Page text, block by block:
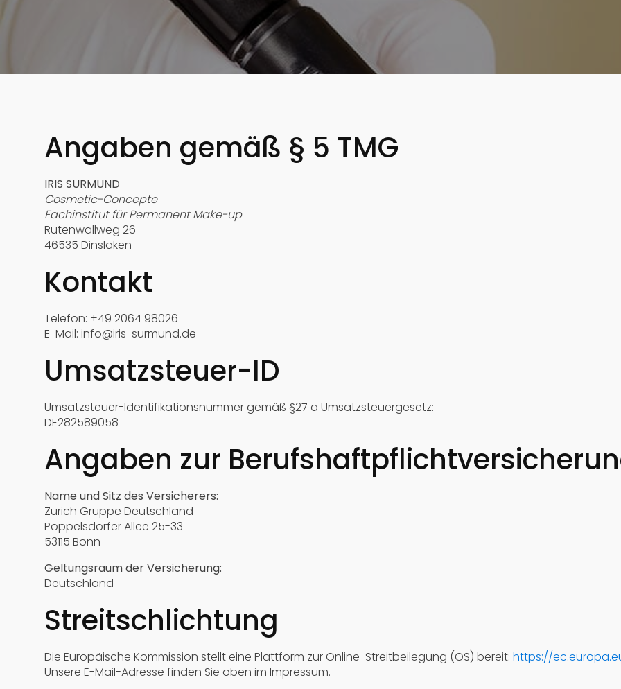
Angaben gemäß § 5 TMG
IRIS SURMUND
Cosmetic-Concepte
Fachinstitut für Permanent Make-up
Rutenwallweg 26
46535 Dinslaken
Kontakt
Telefon: +49 2064 98026
E-Mail: info@iris-surmund.de
Umsatzsteuer-ID
Umsatzsteuer-Identifikationsnummer gemäß §27 a Umsatzsteuergesetz:
DE282589058
Angaben zur
Name und Sitz des Versicherers:
Zurich Gruppe Deutschland
Poppelsdorfer Allee 25-33
53115 Bonn
Geltungsraum der Versicherung:
Deutschland
Streitschlichtung
Die Europäische Kommission stellt eine Plattform zur Online-Streitbeilegung (OS) bereit: https://
Unsere E-Mail-Adresse finden Sie oben im Impressum.